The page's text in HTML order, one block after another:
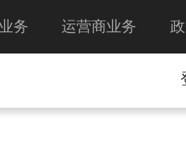
务 运营商业务